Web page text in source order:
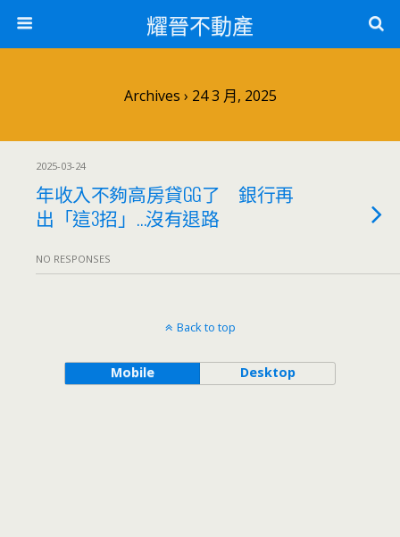
耀晉不動產
Archives › 24 3 月, 2025
2025-03-24
年收入不夠高房貸GG了 銀行再
出「這3招」…沒有退路
NO RESPONSES
Back to top
Mobile Desktop